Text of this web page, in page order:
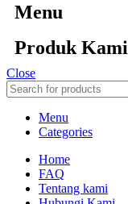
Menu
Produk Kami
Close
Menu
Categories
Home
FAQ
Tentang kami